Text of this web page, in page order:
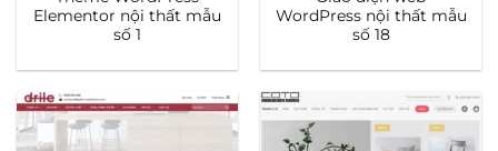
Elementor nội thất mẫu
số 1
WordPress nội thất mẫu
số 18